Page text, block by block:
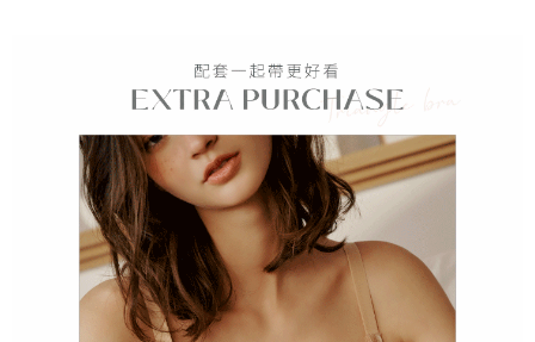
每筆NT$90，滿NT$1,300(含以上)免運費
香港直送- 順豐海外 查看運費
海外專區｜ Overseas
澳門直送- 順豐海外